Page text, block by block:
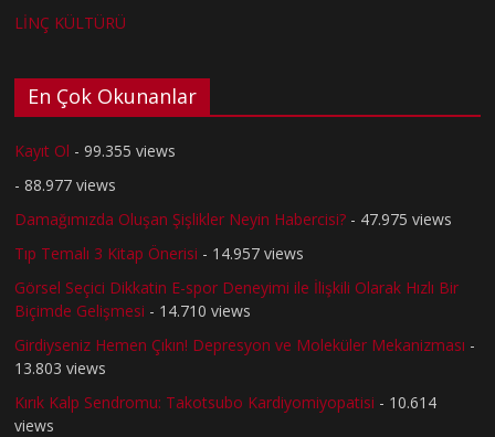
LİNÇ KÜLTÜRÜ
En Çok Okunanlar
Kayıt Ol - 99.355 views
- 88.977 views
Damağımızda Oluşan Şişlikler Neyin Habercisi? - 47.975 views
Tıp Temalı 3 Kitap Önerisi - 14.957 views
Görsel Seçici Dikkatin E-spor Deneyimi ile İlişkili Olarak Hızlı Bir
Biçimde Gelişmesi - 14.710 views
Girdiyseniz Hemen Çıkın! Depresyon ve Moleküler Mekanizması -
13.803 views
Kırık Kalp Sendromu: Takotsubo Kardiyomiyopatisi - 10.614
views